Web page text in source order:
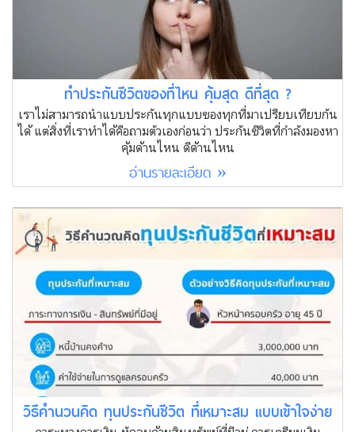
ทำประกันชีวิตของที่ไหน คุ้มสุด ดีที่สุด ?
เราไม่สามารถนำแบบประกันทุกแบบของทุกที่มาเปรียบเทียบกัน
ได้ แต่สิ่งที่เราทำได้คือถามตัวเองก่อนว่า ประกันชีวิตที่กำลังมองหา
คุ้มด้านไหน ดีด้านไหน
อ่านรายละเอียด »
วิธีคำนวนคิด ทุนประกันชีวิต ที่เหมาะสม แบบเข้าใจง่าย